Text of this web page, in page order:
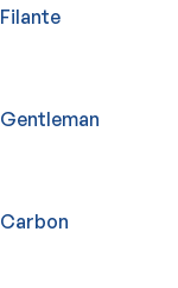
Filante
Gentleman
Carbon